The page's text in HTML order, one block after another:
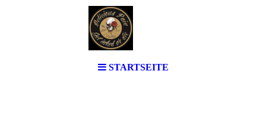
STARTSEITE